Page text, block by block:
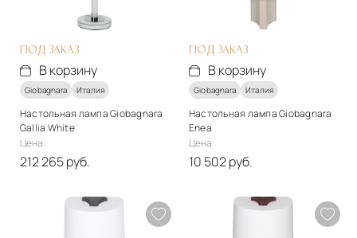
В корзину
ПОД ЗАКАЗ
В корзину
Giobagnara Италия
Настольная лампа Giobagnara
Gallia White
Цена
212 265 руб.
арт-деко
ПОД ЗАКАЗ
В корзину
Giobagnara Италия
Настольная лампа Giobagnara
Enea
Цена
10 502 руб.
арт-деко